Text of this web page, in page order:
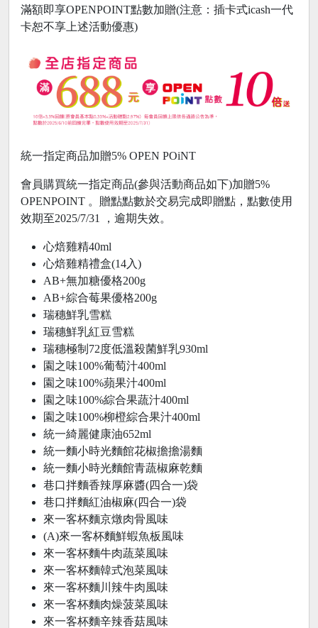
滿額即享OPENPOINT點數加贈(注意：插卡式icash一代
卡恕不享上述活動優惠)
統一指定商品加贈5% OPEN POiNT
會員購買統一指定商品(參與活動商品如下)加贈5%
OPENPOINT 。贈點點數於交易完成即贈點，點數使用
效期至2025/7/31 ，逾期失效。
心焙雞精40ml
心焙雞精禮盒(14入)
AB+無加糖優格200g
AB+綜合莓果優格200g
瑞穗鮮乳雪糕
瑞穗鮮乳紅豆雪糕
瑞穗極制72度低溫殺菌鮮乳930ml
園之味100%葡萄汁400ml
園之味100%蘋果汁400ml
園之味100%綜合果蔬汁400ml
園之味100%柳橙綜合果汁400ml
統一綺麗健康油652ml
統一麵小時光麵館花椒擔擔湯麵
統一麵小時光麵館青蔬椒麻乾麵
巷口拌麵香辣厚麻醬(四合一)袋
巷口拌麵紅油椒麻(四合一)袋
來一客杯麵京燉肉骨風味
(A)來一客杯麵鮮蝦魚板風味
來一客杯麵牛肉蔬菜風味
來一客杯麵韓式泡菜風味
來一客杯麵川辣牛肉風味
來一客杯麵肉燥菠菜風味
來一客杯麵辛辣香菇風味